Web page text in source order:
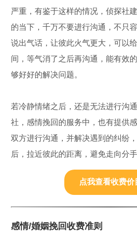
严重，有鉴于这样的情况，侦探社
的当下，千万不要进行沟通，不只
说出气话，让彼此火气更大，可以
间，等气消了之后再沟通，能有效
够好好的解决问题。
若冷静情绪之后，还是无法进行沟
社，感情挽回的服务中，也有提供
双方进行沟通，并解决遇到的纠纷
后，拉近彼此的距离，避免走向分手
点我查看收费价
感情/婚姻挽回收费准则